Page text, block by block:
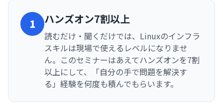
1 ハンズオン7割以上
読むだけ・聞くだけでは、Linuxのインフラ
スキルは現場で使えるレベルになりませ
ん。このセミナーはあえてハンズオンを7割
以上にして、「自分の手で問題を解決す
る」経験を何度も積んでもらいます。